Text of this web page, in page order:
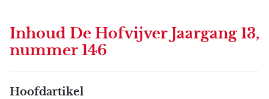
Inhoud De Hofvijver Jaargang 13,
nummer 146
Hoofdartikel